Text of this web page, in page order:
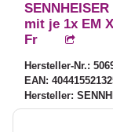
mit je 1x EM
Fr
Hersteller-Nr.:
EAN:
Hersteller: